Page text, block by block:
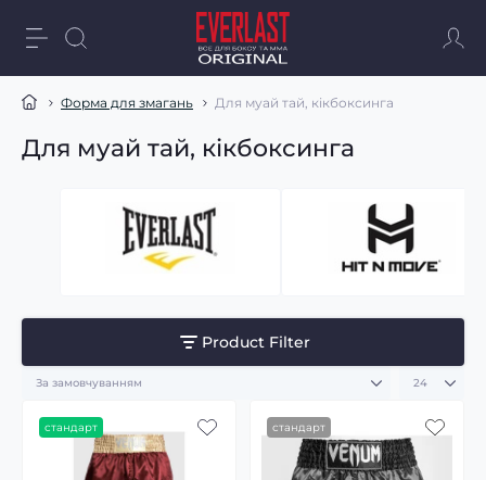
Форма для змагань Для муай тай, кікбоксинга
Для муай тай, кікбоксинга
Product Filter
стандарт стандарт